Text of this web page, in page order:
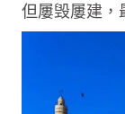
但屢毁屢建，